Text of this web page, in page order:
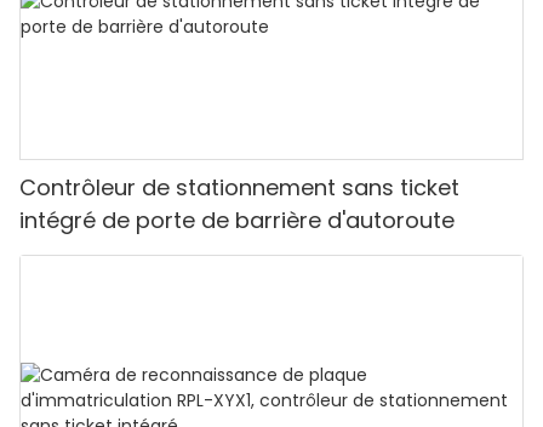
Contrôleur de stationnement sans ticket
intégré de porte de barrière d'autoroute